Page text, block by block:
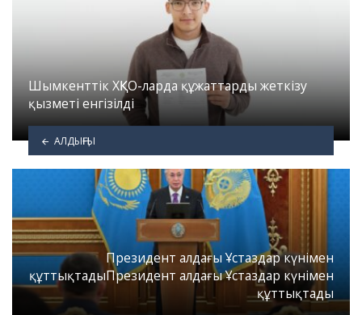
Шымкенттік ХҚКО-ларда құжаттарды жеткізу
қызметі енгізілді
АЛДЫҢҒЫ
Президент алдағы Ұстаздар күнімен
құттықтадыПрезидент алдағы Ұстаздар күнімен
құттықтады